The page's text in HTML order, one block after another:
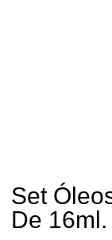
Set
De 16ml.